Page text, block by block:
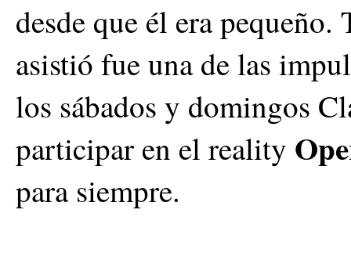
desde que él era
asistió fue una de las
los sábados y domingos
participar en el reality
para siempre.